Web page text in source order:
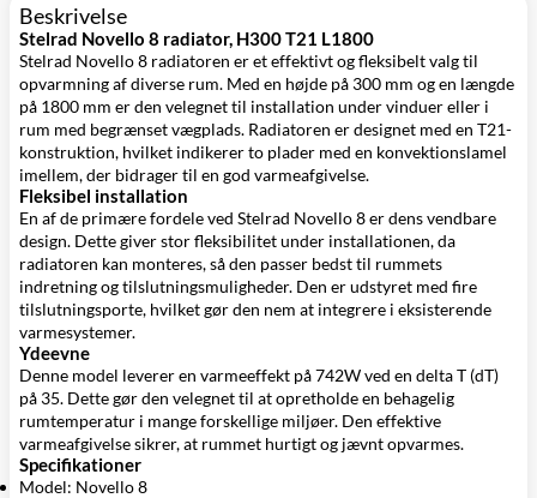
Beskrivelse
Stelrad Novello 8 radiator, H300 T21 L1800
Stelrad Novello 8 radiatoren er et effektivt og fleksibelt valg til
opvarmning af diverse rum. Med en højde på 300 mm og en længde
på 1800 mm er den velegnet til installation under vinduer eller i
rum med begrænset vægplads. Radiatoren er designet med en T21-
konstruktion, hvilket indikerer to plader med en konvektionslamel
imellem, der bidrager til en god varmeafgivelse.
Fleksibel installation
En af de primære fordele ved Stelrad Novello 8 er dens vendbare
design. Dette giver stor fleksibilitet under installationen, da
radiatoren kan monteres, så den passer bedst til rummets
indretning og tilslutningsmuligheder. Den er udstyret med fire
tilslutningsporte, hvilket gør den nem at integrere i eksisterende
varmesystemer.
Ydeevne
Denne model leverer en varmeeffekt på 742W ved en delta T (dT)
på 35. Dette gør den velegnet til at opretholde en behagelig
rumtemperatur i mange forskellige miljøer. Den effektive
varmeafgivelse sikrer, at rummet hurtigt og jævnt opvarmes.
Specifikationer
Model: Novello 8